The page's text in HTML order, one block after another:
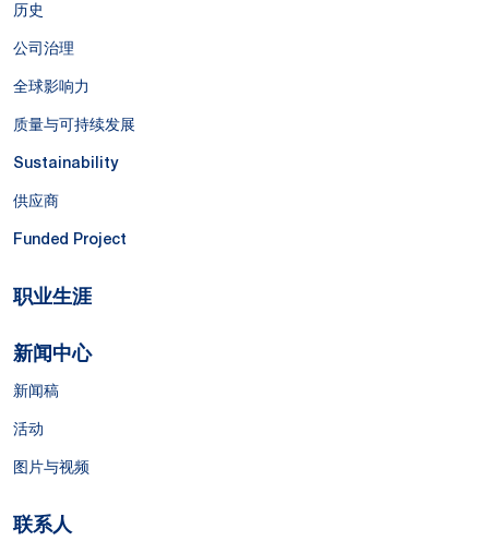
历史
公司治理
全球影响力
质量与可持续发展
Sustainability
供应商
Funded Project
职业生涯
新闻中心
新闻稿
活动
图片与视频
联系人